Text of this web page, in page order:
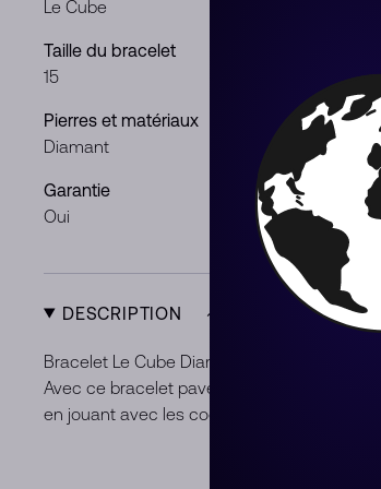
Le Cube
Taille du bracelet
15
Pierres et matériaux
Diamant
Garantie
Oui
DESCRIPTION
Bracelet Le Cube Diamant moyen modèle
Avec ce bracelet pavé, dinh van réinvente
en jouant avec les codes géométriques qui